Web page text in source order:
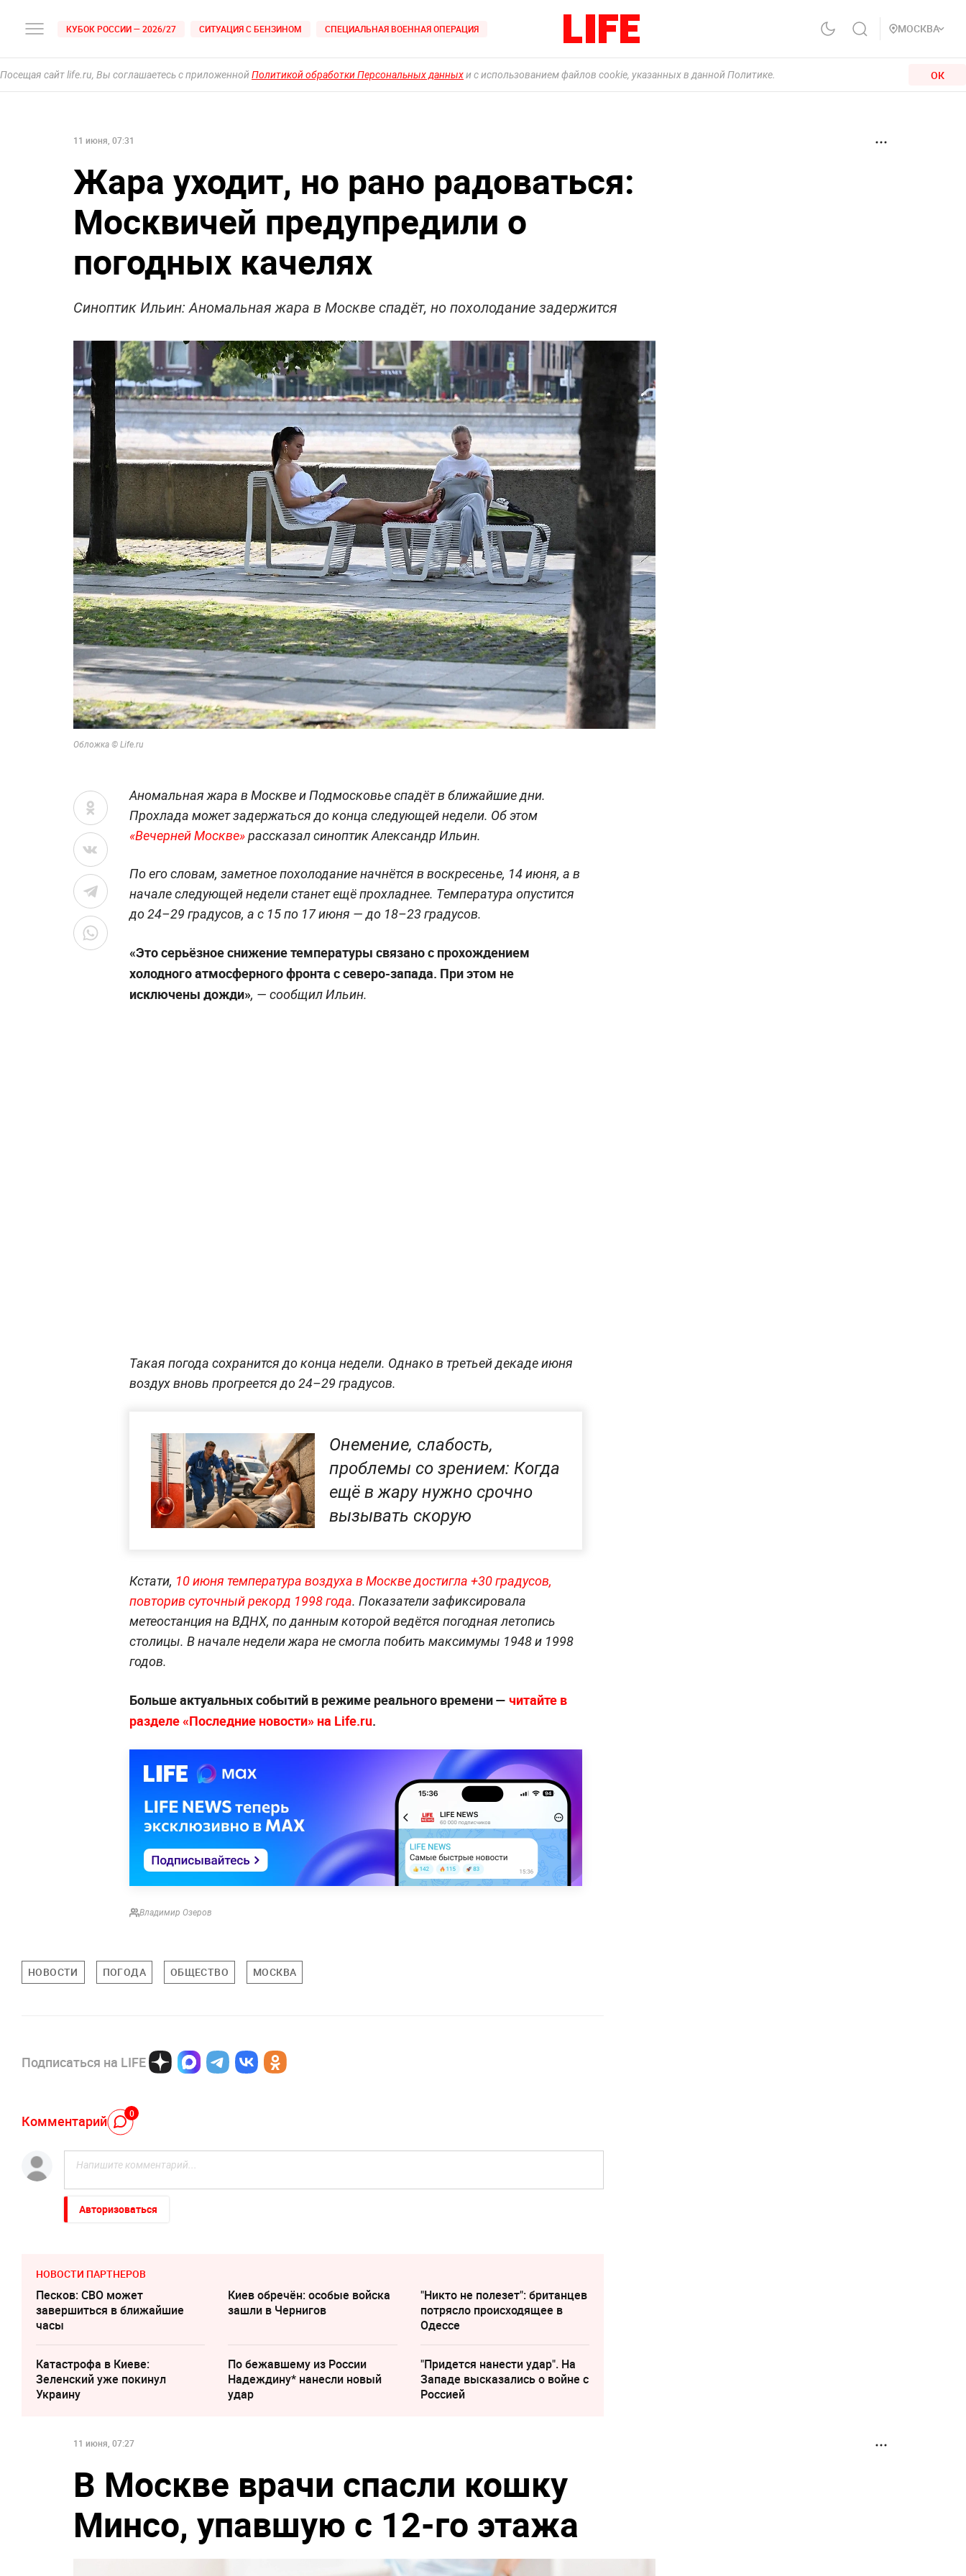
КУБОК РОССИИ — 2026/27 СИТУАЦИЯ С БЕНЗИНОМ СПЕЦИАЛЬНАЯ ВОЕННАЯ ОПЕРАЦИЯ МОСКВА
Посещая сайт life.ru, Вы соглашаетесь с приложеннойПолитикой обработки Персональных данныхи с использованием файлов cookie, указанных в данной Политике. ОК
11 июня, 07:31
Жара уходит, но рано радоваться:
Москвичей предупредили о
погодных качелях
Синоптик Ильин: Аномальная жара в Москве спадёт, но похолодание задержится
Обложка © Life.ru
Аномальная жара в Москве и Подмосковье спадёт в ближайшие дни.
Прохлада может задержаться до конца следующей недели. Об этом
«Вечерней Москве»рассказал синоптик Александр Ильин.
По его словам, заметное похолодание начнётся в воскресенье, 14 июня, а в
начале следующей недели станет ещё прохладнее. Температура опустится
до 24–29 градусов, а с 15 по 17 июня — до 18–23 градусов.
«Это серьёзное снижение температуры связано с прохождением
холодного атмосферного фронта с северо-запада. При этом не
исключены дожди», — сообщил Ильин.
Такая погода сохранится до конца недели. Однако в третьей декаде июня
воздух вновь прогреется до 24–29 градусов.
Онемение, слабость,
проблемы со зрением: Когда
ещё в жару нужно срочно
вызывать скорую
Кстати, 10 июня температура воздуха в Москве достигла +30 градусов,
повторив суточный рекорд 1998 года. Показатели зафиксировала
метеостанция на ВДНХ, по данным которой ведётся погодная летопись
столицы. В начале недели жара не смогла побить максимумы 1948 и 1998
годов.
Больше актуальных событий в режиме реального времени — читайте в
разделе «Последние новости» на Life.ru.
Владимир Озеров
НОВОСТИ ПОГОДА ОБЩЕСТВО МОСКВА
Подписаться на LIFE
Комментарий 0
Авторизоваться
НОВОСТИ ПАРТНЕРОВ
Песков: СВО может
завершиться в ближайшие
часы
Киев обречён: особые войска
зашли в Чернигов
"Никто не полезет": британцев
потрясло происходящее в
Одессе
Катастрофа в Киеве:
Зеленский уже покинул
Украину
По бежавшему из России
Надеждину* нанесли новый
удар
"Придется нанести удар". На
Западе высказались о войне с
Россией
11 июня, 07:27
В Москве врачи спасли кошку
Минсо, упавшую с 12-го этажа